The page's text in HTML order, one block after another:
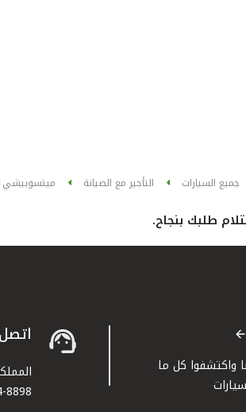
جميع السيارات التأجير مع الصيانة ميتسوبيشي
طلبك بنجاح.
واكتشفوا كل ما
اتصل بنا 24/7
8898